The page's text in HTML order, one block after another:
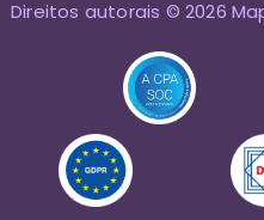
Direitos autorais © 2026